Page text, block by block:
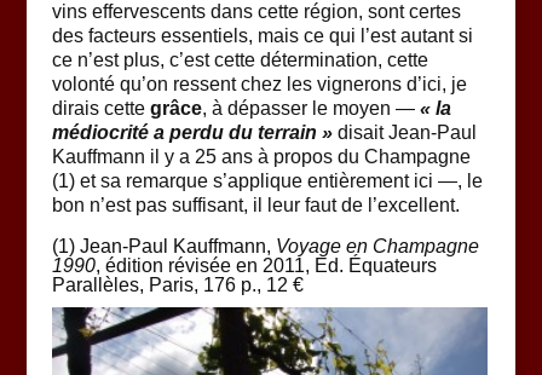
vins effervescents dans cette région, sont certes
des facteurs essentiels, mais ce qui l’est autant si
ce n’est plus, c’est cette détermination, cette
volonté qu’on ressent chez les vignerons d’ici, je
dirais cette grâce, à dépasser le moyen — « la
médiocrité a perdu du terrain »disait Jean-Paul
Kauffmann il y a 25 ans à propos du Champagne
(1) et sa remarque s’applique entièrement ici —, le
bon n’est pas suffisant, il leur faut de l’excellent.
(1) Jean-Paul Kauffmann, Voyage en Champagne
1990, édition révisée en 2011, Ed. Équateurs
Parallèles, Paris, 176 p., 12 €